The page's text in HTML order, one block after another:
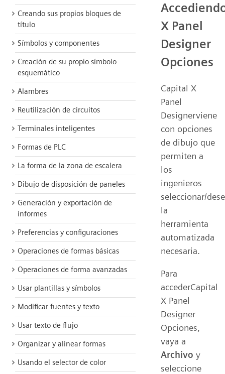
Creando sus propios bloques de
título
Símbolos y componentes
Creación de su propio símbolo
esquemático
Alambres
Reutilización de circuitos
Terminales inteligentes
Formas de PLC
La forma de la zona de escalera
Dibujo de disposición de paneles
Generación y exportación de
informes
Preferencias y configuraciones
Operaciones de formas básicas
Operaciones de forma avanzadas
Usar plantillas y símbolos
Modificar fuentes y texto
Usar texto de flujo
Organizar y alinear formas
Usando el selector de color
X Panel
Designer
Opciones
Capital X
Panel
Designerviene
con opciones
de dibujo que
permiten a
los
ingenieros
seleccionar/
la
herramienta
automatizada
necesaria.
Para
accederCapital
X Panel
Designer
Opciones,
vaya a
Archivo y
seleccione